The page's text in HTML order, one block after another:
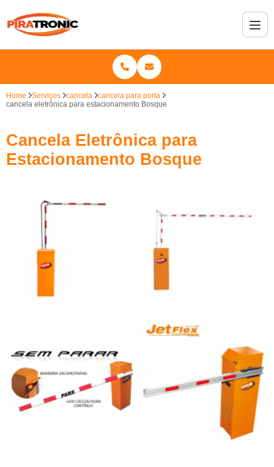
Home Serviços cancela
cancela para porta
cancela eletrônica para estacionamento Bosque
Cancela Eletrônica para
Estacionamento Bosque